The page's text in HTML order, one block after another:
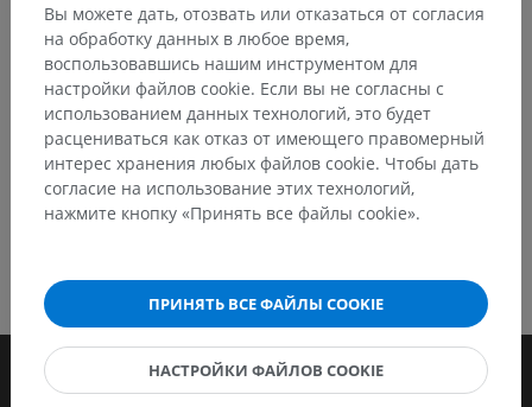
СКАЧАТЬ ПРИЛОЖЕНИЕ
Вы можете дать, отозвать или отказаться от согласия
на обработку данных в любое время,
воспользовавшись нашим инструментом для
настройки файлов cookie. Если вы не согласны с
использованием данных технологий, это будет
расцениваться как отказ от имеющего правомерный
интерес хранения любых файлов cookie. Чтобы дать
согласие на использование этих технологий,
нажмите кнопку «Принять все файлы cookie».
ПРИНЯТЬ ВСЕ ФАЙЛЫ COOKIE
НАСТРОЙКИ ФАЙЛОВ COOKIE